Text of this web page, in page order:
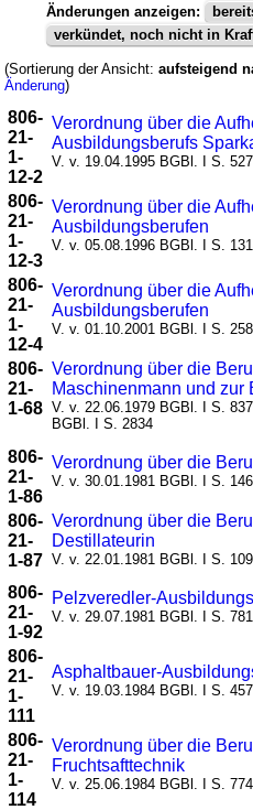
Änderungen anzeigen:
verkündet, noch nicht in
(Sortierung der Ansicht:aufsteigend
Änderung)
806-
21-
1-
12-2
Verordnung über die
Ausbildungsberufs
V. v. 19.04.1995 BGBl. I S. 527
806-
21-
1-
12-3
Verordnung über die
Ausbildungsberufen
V. v. 05.08.1996 BGBl. I S.
806-
21-
1-
12-4
Verordnung über die
Ausbildungsberufen
V. v. 01.10.2001 BGBl. I S.
806-
21-
1-68
Verordnung über die
Maschinenmann und zur
V. v. 22.06.1979 BGBl. I S.
BGBl. I S. 2834
806-
21-
1-86
Verordnung über die
V. v. 30.01.1981 BGBl. I S. 146
806-
21-
1-87
Verordnung über die
Destillateurin
V. v. 22.01.1981 BGBl. I S. 109
806-
21-
1-92
Pelzveredler-
V. v. 29.07.1981 BGBl. I S. 781
806-
21-
1-
111
Asphaltbauer-
V. v. 19.03.1984 BGBl. I S. 457
806-
21-
1-
114
Verordnung über die
Fruchtsafttechnik
V. v. 25.06.1984 BGBl. I S. 774